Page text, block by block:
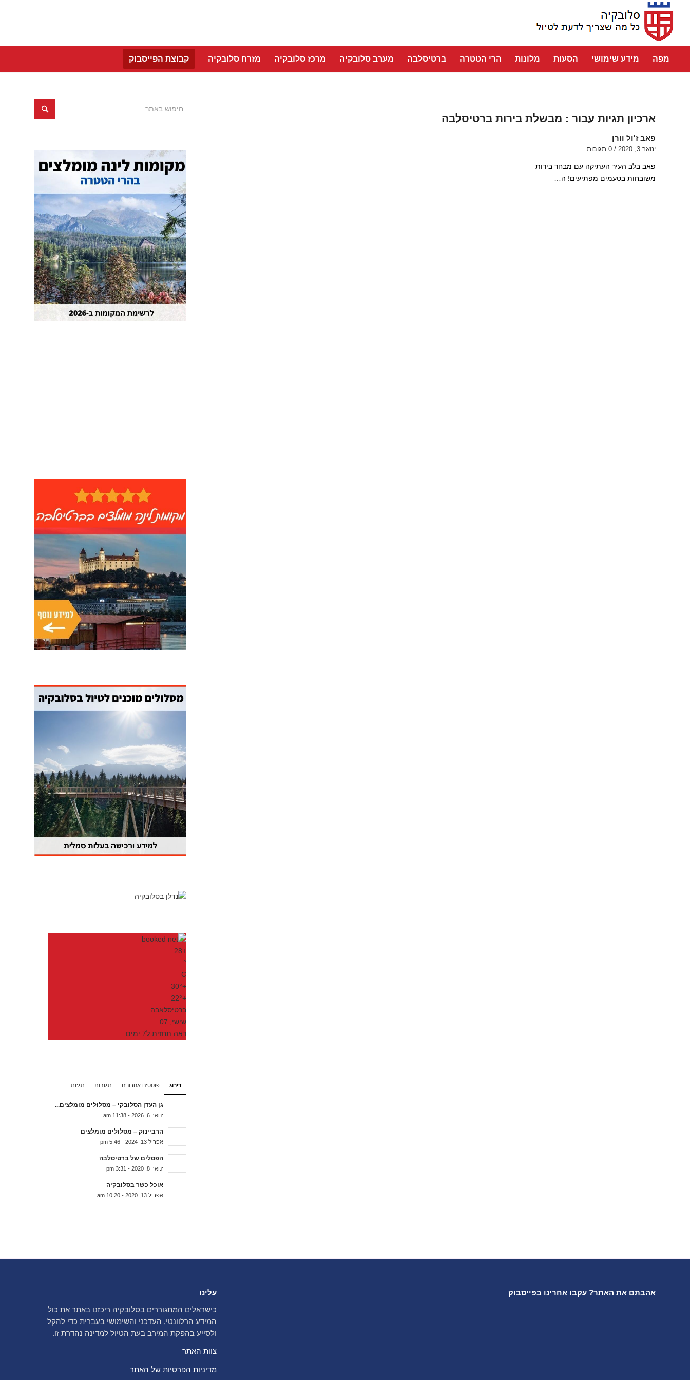
מפה מידע שימושי הסעות מלונות הרי הטטרה ברטיסלבה מערב סלובקיה מרכז סלובקיה מזרח סלובקיה קבוצת הפייסבוק
ארכיון תגיות עבור : מבשלת בירות ברטיסלבה
פאב ז'ול וורן
ינואר 3, 2020 / 0 תגובות
פאב בלב העיר העתיקה עם מבחר בירות
משובחות בטעמים מפתיעים! ה…
+
28
°
C
+
30°
+
22°
ברטיסלאבה
שישי, 07
ראה תחזית ל7 ימים
דירוג פוסטים אחרונים תגובות תגיות
גן העדן הסלובקי – מסלולים מומלצים...
ינואר 6, 2026 - 11:38 am
הרביינוק – מסלולים מומלצים
אפריל 13, 2024 - 5:46 pm
הפסלים של ברטיסלבה
ינואר 8, 2020 - 3:31 pm
אוכל כשר בסלובקיה
אפריל 13, 2020 - 10:20 am
אהבתם את האתר? עקבו אחרינו בפייסבוק
עלינו
כישראלים המתגוררים בסלובקיה ריכזנו באתר את כול
המידע הרלוונטי, העדכני והשימושי בעברית כדי להקל
ולסייע בהפקת המירב בעת הטיול למדינה נהדרת זו.
צוות האתר
מדיניות הפרטיות של האתר